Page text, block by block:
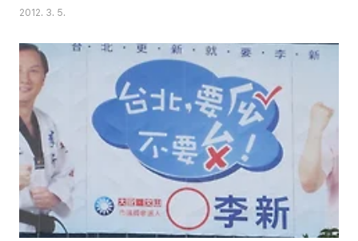
습니다. 우라이(烏來) / 산즈(三芝) / 단수이(淡水) / 스딩(石碇) / 시즈(汐
코스 단수이(淡水)學府路-普學禪寺(捷運站步行十分鐘)→國泰人壽教
育訓練中心→滬尾櫻花大道路口→樹林口活動中心三空泉湧泉口→
樹林溪口→滬尾櫻花大道路口（終點） 산즈(三芝)櫻花水車園區→福
德水車公園→賢德橋(櫻芝園)→三芝遊客中心暨名人文物館 우라이
(烏來)西羅岸香草園區→環山停車場 우리나라에서 보는 벚꽃과는 또 다
릅니다. 대만의 벚나무는 Prunu..
2012. 3. 5.